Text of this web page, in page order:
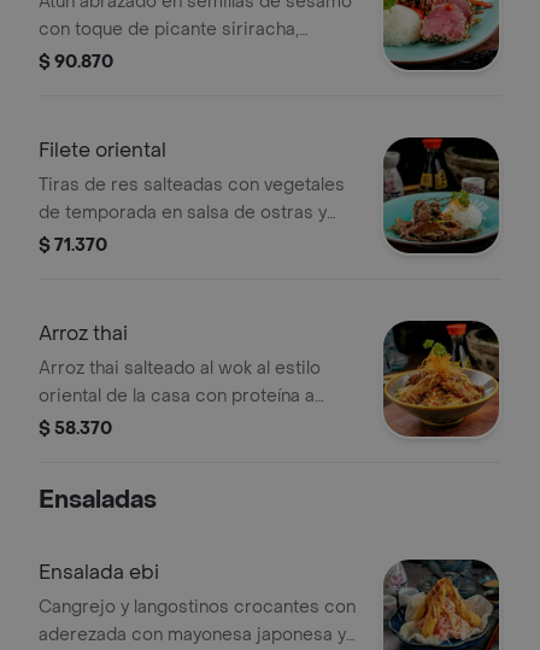
con toque de picante siriracha,
acompañado de arroz oriental y
$ 90.870
Filete oriental
Tiras de res salteadas con vegetales
de temporada en salsa de ostras y
arroz oriental de la casa.
$ 71.370
Arroz thai
Arroz thai salteado al wok al estilo
oriental de la casa con proteína a
elección
$ 58.370
Ensaladas
Ensalada ebi
Cangrejo y langostinos crocantes con
aderezada con mayonesa japonesa y